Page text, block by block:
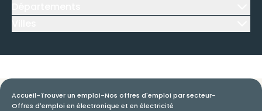
Accueil-Trouver un emploi-Nos offres d'emploi par secteur-
Offres d'emploi en électronique et en électricité